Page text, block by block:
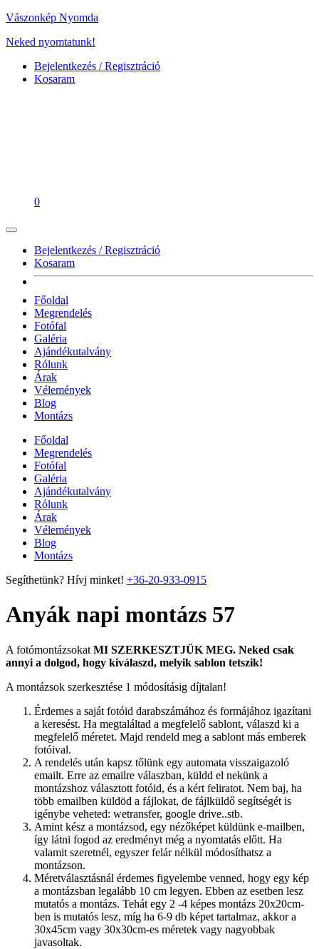
Vászonkép Nyomda
Neked nyomtatunk!
Bejelentkezés / Regisztráció
Kosaram
0
Bejelentkezés / Regisztráció
Kosaram
Főoldal
Megrendelés
Fotófal
Galéria
Ajándékutalvány
Rólunk
Árak
Vélemények
Blog
Montázs
Főoldal
Megrendelés
Fotófal
Galéria
Ajándékutalvány
Rólunk
Árak
Vélemények
Blog
Montázs
Segíthetünk? Hívj minket! +36-20-933-0915
Anyák napi montázs 57
A fotómontázsokat MI SZERKESZTJÜK MEG. Neked csak
annyi a dolgod, hogy kiválaszd, melyik sablon tetszik!
A montázsok szerkesztése 1 módosításig díjtalan!
Érdemes a saját fotóid darabszámához és formájához igazítani
a keresést. Ha megtaláltad a megfelelő sablont, válaszd ki a
megfelelő méretet. Majd rendeld meg a sablont más emberek
fotóival.
A rendelés után kapsz tőlünk egy automata visszaigazoló
emailt. Erre az emailre válaszban, küldd el nekünk a
montázshoz választott fotóid, és a kért feliratot. Nem baj, ha
több emailben küldöd a fájlokat, de fájlküldő segítségét is
igénybe veheted: wetransfer, google drive..stb.
Amint kész a montázsod, egy nézőképet küldünk e-mailben,
így látni fogod az eredményt még a nyomtatás előtt. Ha
valamit szeretnél, egyszer felár nélkül módosíthatsz a
montázson.
Méretválasztásnál érdemes figyelembe venned, hogy egy kép
a montázsban legalább 10 cm legyen. Ebben az esetben lesz
mutatós a montázs. Tehát egy 2 -4 képes montázs 20x20cm-
ben is mutatós lesz, míg ha 6-9 db képet tartalmaz, akkor a
30x45cm vagy 30x30cm-es méretek vagy nagyobbak
javasoltak.